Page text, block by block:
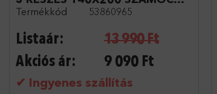
KRÉM
Termékkód 53860965
Listaár: 13 990Ft
Akciós ár:
9 090Ft
✔ Ingyenes szállítás